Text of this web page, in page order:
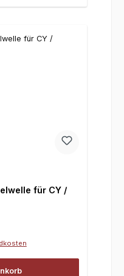
für CY /